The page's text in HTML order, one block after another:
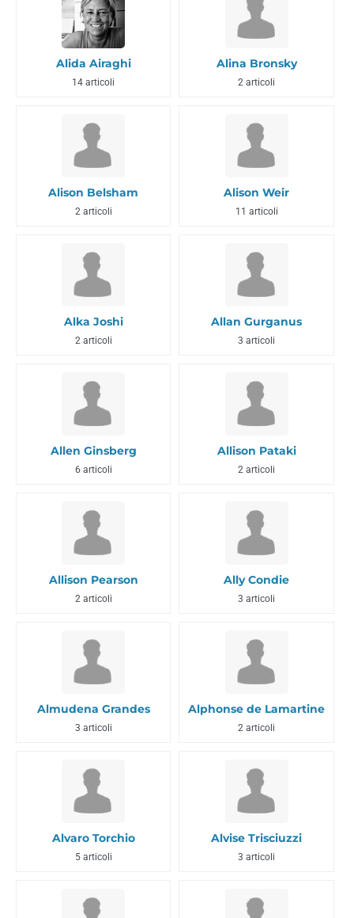
Alida Airaghi
14 articoli
Alina Bronsky
2 articoli
Alison Belsham
2 articoli
Alison Weir
11 articoli
Alka Joshi
2 articoli
Allan Gurganus
3 articoli
Allen Ginsberg
6 articoli
Allison Pataki
2 articoli
Allison Pearson
2 articoli
Ally Condie
3 articoli
Almudena Grandes
3 articoli
Alphonse de Lamartine
2 articoli
Alvaro Torchio
5 articoli
Alvise Trisciuzzi
3 articoli